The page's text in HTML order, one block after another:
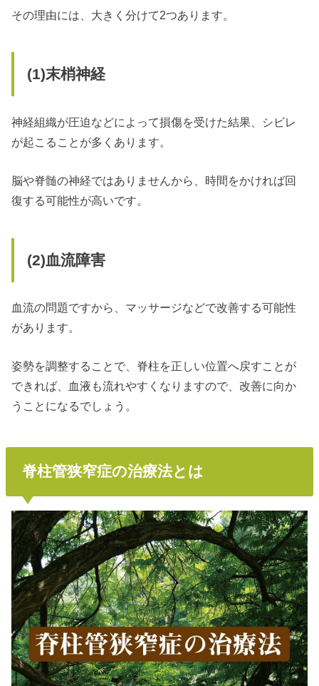
その理由には、大きく分けて2つあります。
(1)末梢神経
神経組織が圧迫などによって損傷を受けた結果、シビレ
が起こることが多くあります。
脳や脊髄の神経ではありませんから、時間をかければ回
復する可能性が高いです。
(2)血流障害
血流の問題ですから、マッサージなどで改善する可能性
があります。
姿勢を調整することで、脊柱を正しい位置へ戻すことが
できれば、血液も流れやすくなりますので、改善に向か
うことになるでしょう。
脊柱管狭窄症の治療法とは